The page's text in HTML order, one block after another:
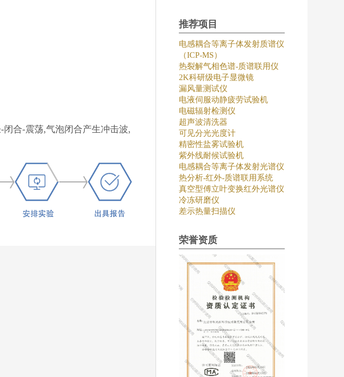
合-震荡,气泡闭合产生冲击波,
推荐项目
电感耦合等离子体发射质谱仪
（ICP-MS）
热裂解气相色谱-质谱联用仪
2K科研级电子显微镜
漏风量测试仪
电液伺服动静疲劳试验机
电磁辐射检测仪
超声波清洗器
可见分光光度计
精密性盐雾试验机
紫外线耐候试验机
电感耦合等离子体发射光谱仪
热分析-红外-质谱联用系统
真空型傅立叶变换红外光谱仪
冷冻研磨仪
差示热量扫描仪
荣誉资质